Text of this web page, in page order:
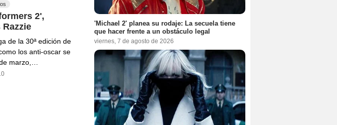
2',
de la 30ª edición de
los anti-oscar se
marzo,…
'Michael 2' planea su rodaje: La secuela tiene
que hacer frente a un obstáculo legal
viernes, 7 de agosto de 2026